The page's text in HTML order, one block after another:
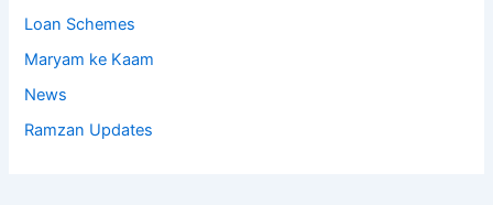
Loan Schemes
Maryam ke Kaam
News
Ramzan Updates